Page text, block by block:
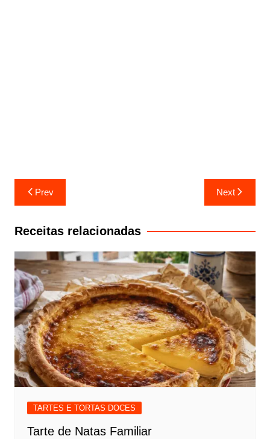
Navegação
de
artigos
Prev Next
Receitas relacionadas
TARTES E TORTAS DOCES
Tarte de Natas Familiar